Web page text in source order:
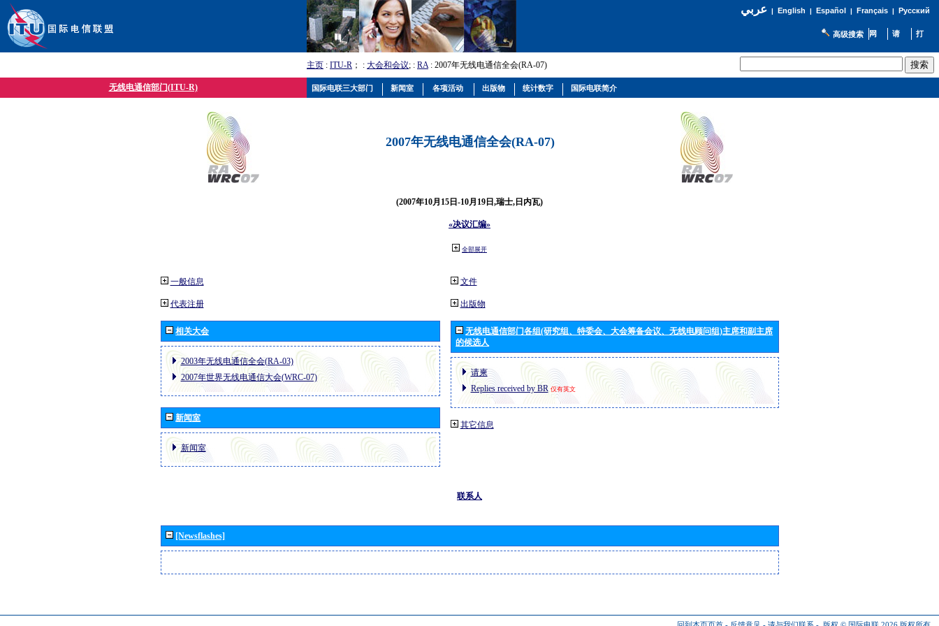
عربي| English | Español | Français| Русский
高级搜索
主页 : ITU-R ； : 大会和会议; : RA: 2007年无线电通信全会(RA-07)
无线电通信部门(ITU-R)
2007年无线电通信全会(RA-07)
(2007年10月15日-10月19日,瑞士,日内瓦)
«决议汇编»
全部展开
一般信息
代表注册
相关大会
2003年无线电通信全会(RA-03)
2007年世界无线电通信大会(WRC-07)
新闻室
新闻室
文件
出版物
无线电通信部门各组(研究组、特委会、大会筹备会议、无线电顾问组)主席和副主席
的候选人
请柬
Replies received by BR 仅有英文
其它信息
联系人
[Newsflashes]
国际电联三大部门 新闻室 各项活动 出版物 统计数字 国际电联简介